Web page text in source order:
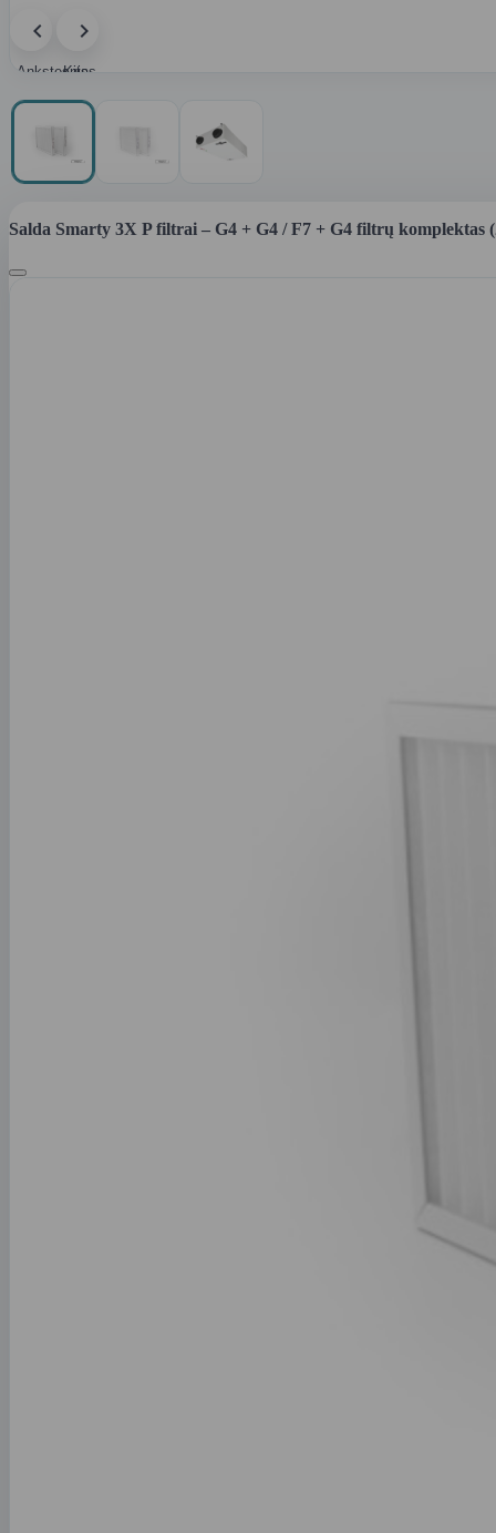
Ankstesnis
Kitas
Salda Smarty 3X P filtrai – G4 + G4 / F7 + G4 filtrų komplektas